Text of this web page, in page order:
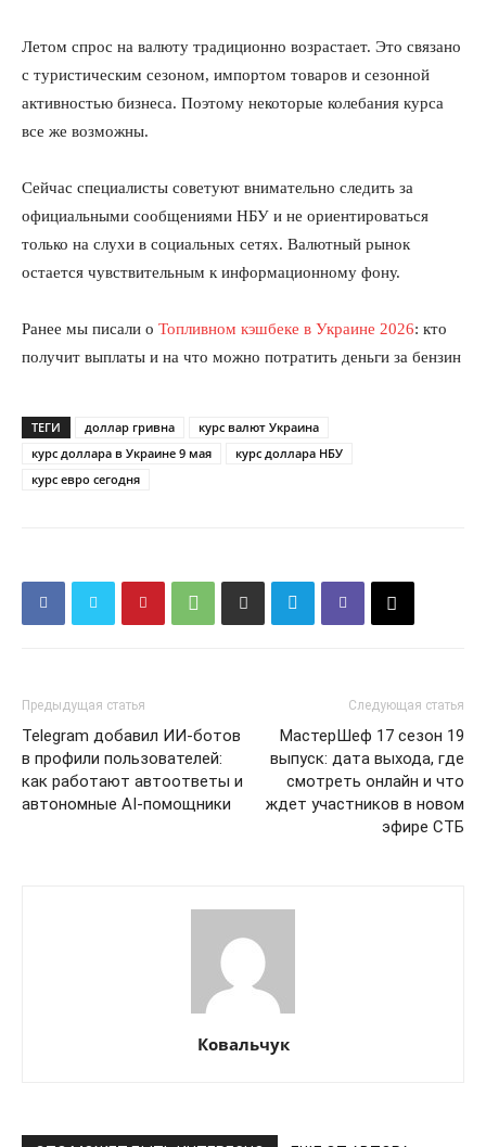
Летом спрос на валюту традиционно возрастает. Это связано
с туристическим сезоном, импортом товаров и сезонной
активностью бизнеса. Поэтому некоторые колебания курса
все же возможны.
Сейчас специалисты советуют внимательно следить за
официальными сообщениями НБУ и не ориентироваться
только на слухи в социальных сетях. Валютный рынок
остается чувствительным к информационному фону.
Ранее мы писали о Топливном кэшбеке в Украине 2026: кто
получит выплаты и на что можно потратить деньги за бензин
ТЕГИ доллар гривна
курс валют Украина
курс доллара в Украине 9 мая
курс доллара НБУ
курс евро сегодня
Предыдущая статья
Telegram добавил ИИ-ботов
в профили пользователей:
как работают автоответы и
автономные AI-помощники
Следующая статья
МастерШеф 17 сезон 19
выпуск: дата выхода, где
смотреть онлайн и что
ждет участников в новом
эфире СТБ
Ковальчук